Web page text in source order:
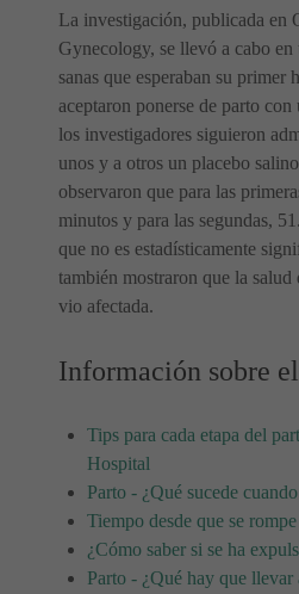
La investigación, publicada en
Gynecology, se llevó a cabo
sanas que esperaban su primer
aceptaron ponerse de parto
los investigadores siguieron
unos y a otros un placebo
observaron que para las
minutos y para las segundas,
que no es estadísticamente
también mostraron que la
vio afectada.
Información sobre
Tips para cada etapa del
Hospital
Parto - ¿Qué sucede
Tiempo desde que se
¿Cómo saber si se ha
Parto - ¿Qué hay que llevar